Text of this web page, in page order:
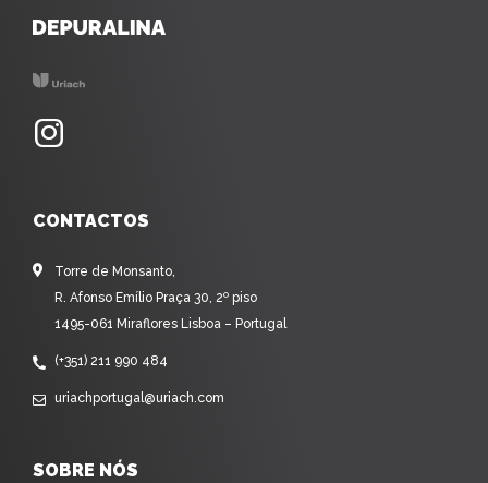
CONTACTOS
Torre de Monsanto,
R. Afonso Emílio Praça 30, 2º piso
1495-061 Miraflores Lisboa – Portugal
(+351) 211 990 484
uriachportugal@uriach.com
SOBRE NÓS